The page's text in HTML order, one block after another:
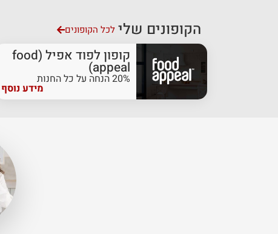
הקופונים שלי לכל הקופונים
קופון לפוד אפיל (food
appeal)
20% הנחה על כל החנות
מידע נוסף